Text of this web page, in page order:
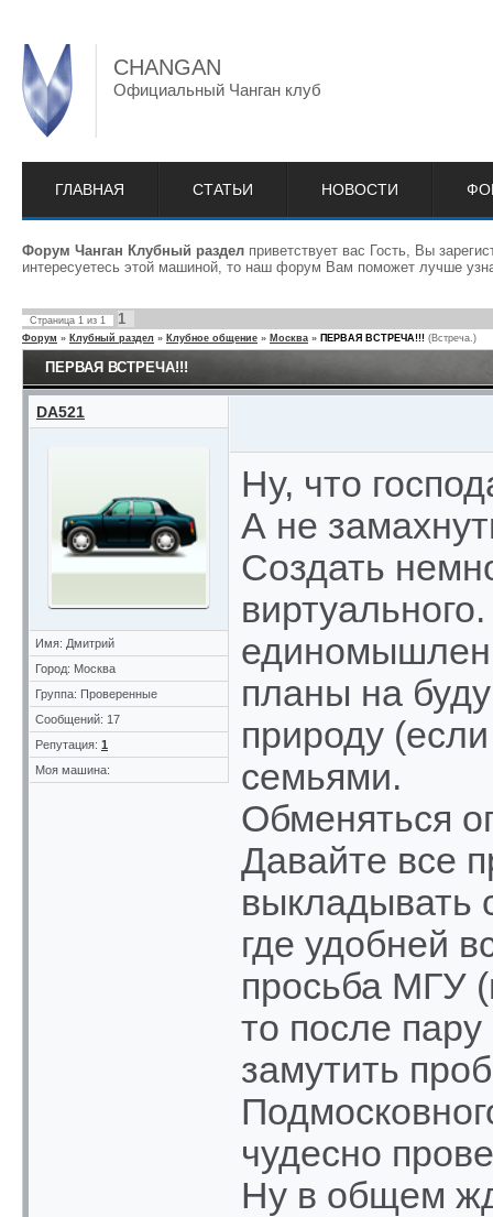
CHANGAN
Официальный Чанган клуб
ГЛАВНАЯ СТАТЬИ НОВОСТИ
Форум Чанган Клубный раздел приветствует вас Гость, Вы
интересуетесь этой машиной, то наш форум Вам поможет лучше
Страница 1 из 1 1
Форум » Клубный раздел » Клубное общение » Москва » ПЕРВАЯ ВСТРЕЧА!!! (Встреча.)
ПЕРВАЯ ВСТРЕЧА!!!
DA521
Имя: Дмитрий
Город: Москва
Группа: Проверенные
Сообщений: 17
Репутация: 1
Моя машина:
Ну, что
А не
Создать
планы на
природу
семьями.
Обменяться
Давайте все
выкладывать
где удобней
просьба МГУ
то после
замутить
чудесно
Ну в общем